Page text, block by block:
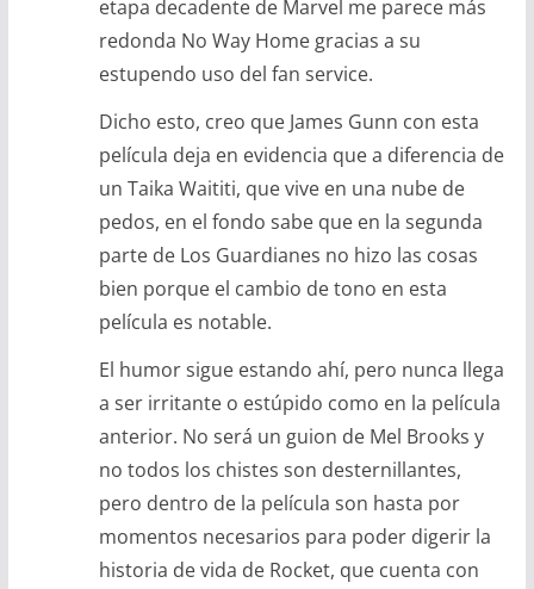
etapa decadente de Marvel me parece más
redonda No Way Home gracias a su
estupendo uso del fan service.
Dicho esto, creo que James Gunn con esta
película deja en evidencia que a diferencia de
un Taika Waititi, que vive en una nube de
pedos, en el fondo sabe que en la segunda
parte de Los Guardianes no hizo las cosas
bien porque el cambio de tono en esta
película es notable.
El humor sigue estando ahí, pero nunca llega
a ser irritante o estúpido como en la película
anterior. No será un guion de Mel Brooks y
no todos los chistes son desternillantes,
pero dentro de la película son hasta por
momentos necesarios para poder digerir la
historia de vida de Rocket, que cuenta con